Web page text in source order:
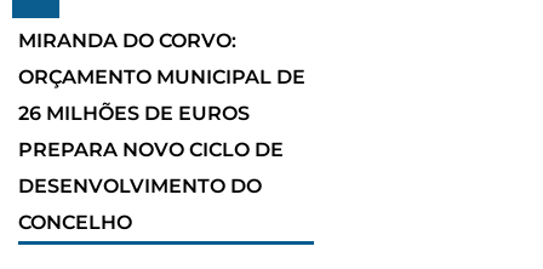
MIRANDA DO CORVO:
ORÇAMENTO MUNICIPAL DE
26 MILHÕES DE EUROS
PREPARA NOVO CICLO DE
DESENVOLVIMENTO DO
CONCELHO